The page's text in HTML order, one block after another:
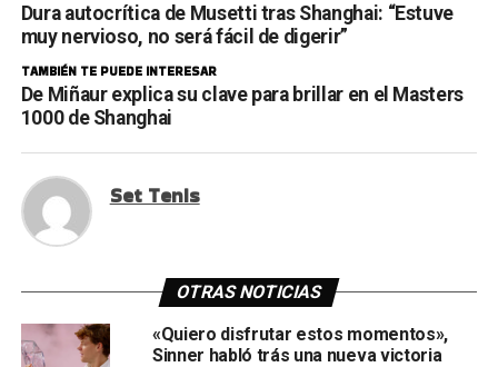
Dura autocrítica de Musetti tras Shanghai: “Estuve
muy nervioso, no será fácil de digerir”
TAMBIÉN TE PUEDE INTERESAR
De Miñaur explica su clave para brillar en el Masters
1000 de Shanghai
Set Tenis
OTRAS NOTICIAS
«Quiero disfrutar estos momentos»,
Sinner habló trás una nueva victoria